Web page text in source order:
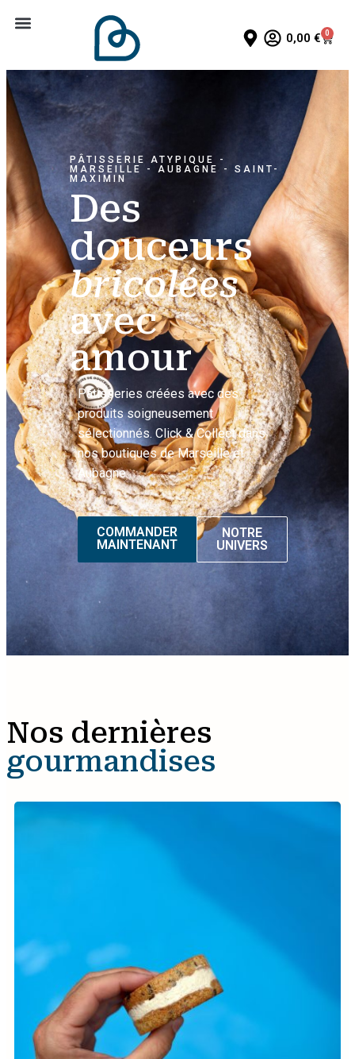
0,00 € 0
PÂTISSERIE ATYPIQUE -
MARSEILLE - AUBAGNE - SAINT-
MAXIMIN
Des
douceurs
bricolées
avec
amour
Pâtisseries créées avec des
produits soigneusement
sélectionnés. Click & Collect dans
nos boutiques de Marseille et
Aubagne.
COMMANDER
MAINTENANT
NOTRE
UNIVERS
Nos dernières
gourmandises